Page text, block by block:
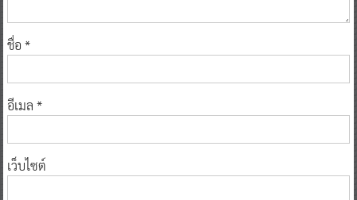
ชื่อ *
อีเมล *
เว็บไซต์